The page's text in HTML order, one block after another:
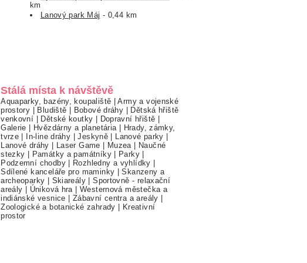
km
Lanový park Máj - 0,44 km
Stálá místa k návštěvě
Aquaparky, bazény, koupaliště |Army a vojenské
prostory | Bludiště | Bobové dráhy | Dětská hřiště
venkovní | Dětské koutky | Dopravní hřiště |
Galerie | Hvězdárny a planetária | Hrady, zámky,
tvrze | In-line dráhy |Jeskyně | Lanové parky |
Lanové dráhy | Laser Game | Muzea | Naučné
stezky | Památky a památníky| Parky |
Podzemní chodby| Rozhledny a vyhlídky |
Sdílené kanceláře pro maminky |Skanzeny a
archeoparky | Skiareály |Sportovně - relaxační
areály | Úniková hra |Westernová městečka a
indiánské vesnice | Zábavní centra a areály |
Zoologické a botanické zahrady | Kreativní
prostor